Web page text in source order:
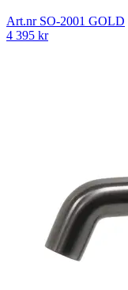
Art.nr SO-2001 GOLD
4 395 kr